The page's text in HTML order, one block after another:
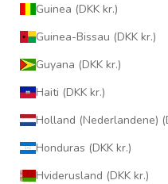
Guinea (DKK kr.)
Guinea-Bissau (DKK kr.)
Guyana (DKK kr.)
Haiti (DKK kr.)
Honduras (DKK kr.)
Hviderusland (DKK kr.)